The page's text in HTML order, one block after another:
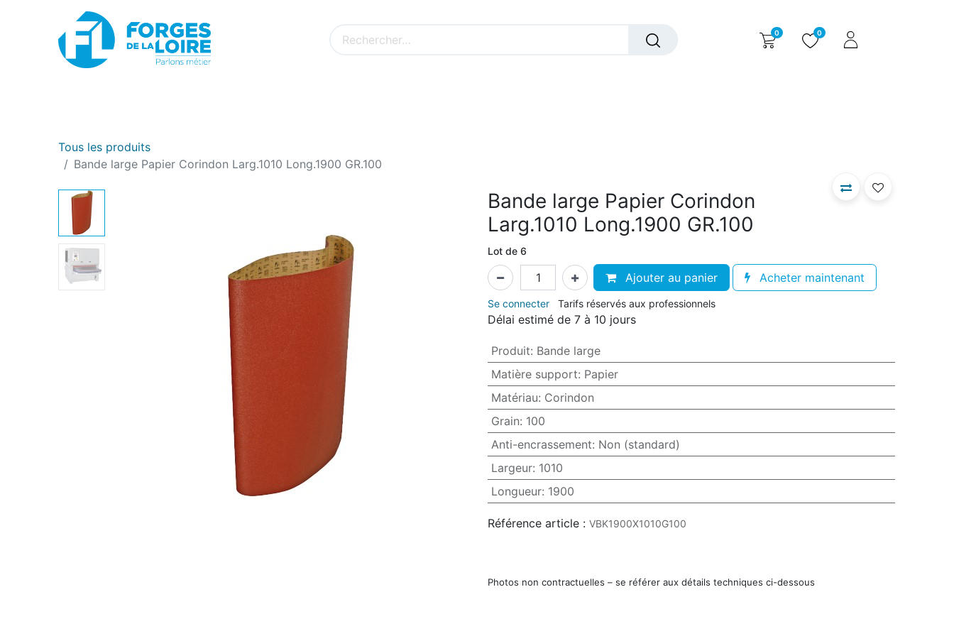
0 0
Tous les produits
Bande large Papier Corindon Larg.1010 Long.1900 GR.100
Bande large Papier Corindon
Larg.1010 Long.1900 GR.100
Lot de 6
Ajouter au panier Acheter maintenant
Se connecter Tarifs réservés aux professionnels
Délai estimé de 7 à 10 jours
Produit: Bande large
Matière support: Papier
Matériau: Corindon
Grain: 100
Anti-encrassement: Non (standard)
Largeur: 1010
Longueur: 1900
Référence article : VBK1900X1010G100
Photos non contractuelles – se référer aux détails techniques ci-dessous